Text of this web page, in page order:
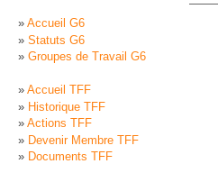
Accueil G6
Statuts G6
Groupes de Travail G6
Accueil TFF
Historique TFF
Actions TFF
Devenir Membre TFF
Documents TFF